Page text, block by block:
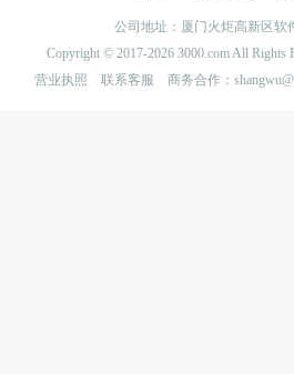
公司地址：厦门火炬高新区
Copyright © 2017-2026 3000.com All
营业执照
联系客服 商务合作：